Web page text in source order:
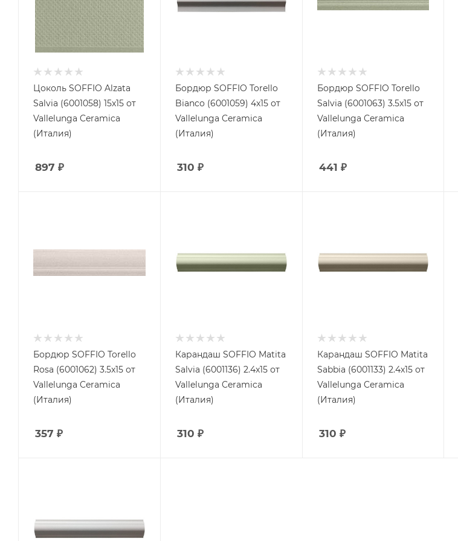
Цоколь SOFFIO Alzata
Salvia (6001058) 15x15 от
Vallelunga Ceramica
(Италия)
897 ₽
Бордюр SOFFIO Torello
Bianco (6001059) 4x15 от
Vallelunga Ceramica
(Италия)
310 ₽
Бордюр SOFFIO Torello
Salvia (6001063) 3.5x15 от
Vallelunga Ceramica
(Италия)
441 ₽
Бордюр SOFFIO Torello
Rosa (6001062) 3.5x15 от
Vallelunga Ceramica
(Италия)
357 ₽
Карандаш SOFFIO Matita
Salvia (6001136) 2.4x15 от
Vallelunga Ceramica
(Италия)
310 ₽
Карандаш SOFFIO Matita
Sabbia (6001133) 2.4x15 от
Vallelunga Ceramica
(Италия)
310 ₽